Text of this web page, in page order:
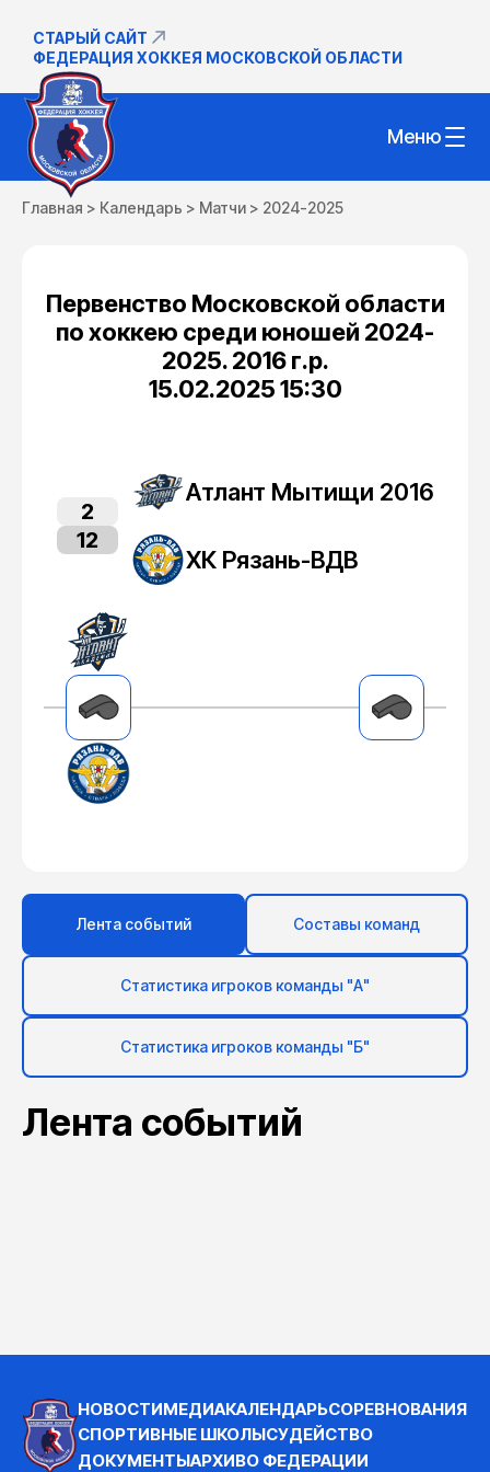
СТАРЫЙ САЙТ
ФЕДЕРАЦИЯ ХОККЕЯ МОСКОВСКОЙ ОБЛАСТИ
Меню
Главная > Календарь > Матчи > 2024-2025
Первенство Московской области
по хоккею среди юношей 2024-
2025. 2016 г.р.
15.02.2025 15:30
Атлант Мытищи 2016
2
12
ХК Рязань-ВДВ
Лента событий Составы команд
Статистика игроков команды "А"
Статистика игроков команды "Б"
Лента событий
НОВОСТИМЕДИАКАЛЕНДАРЬСОРЕВНОВАНИЯ
СПОРТИВНЫЕ ШКОЛЫСУДЕЙСТВО
ДОКУМЕНТЫАРХИВО ФЕДЕРАЦИИ